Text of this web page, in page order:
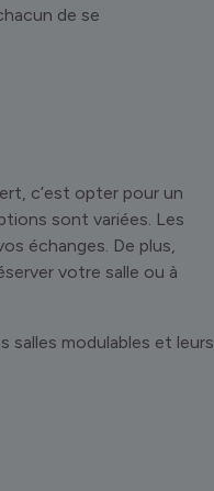
de se
c’est opter pour un
sont variées. Les
échanges. De plus,
votre salle ou à
salles modulables et leurs